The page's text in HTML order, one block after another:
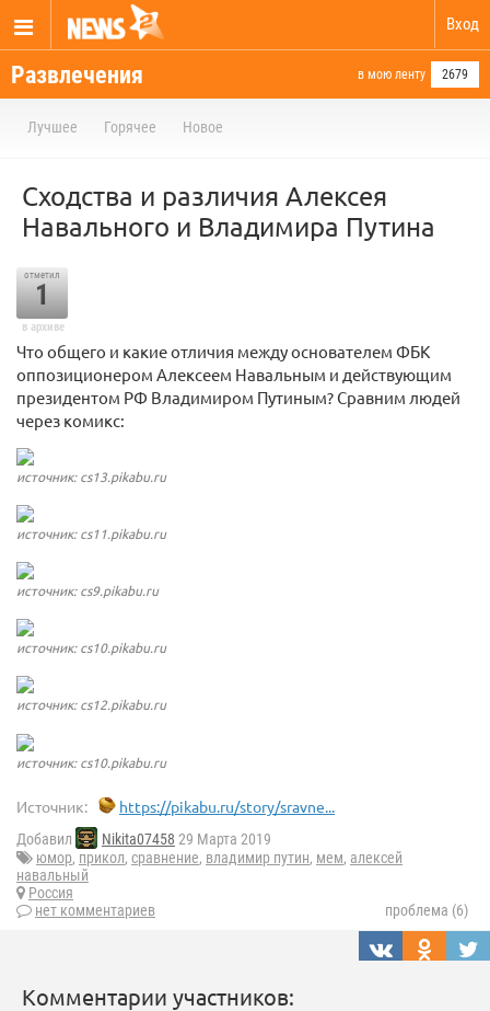
Вход
Развлечения в мою ленту 2679
Лучшее Горячее Новое
Сходства и различия Алексея
Навального и Владимира Путина
отметил
1
в архиве
Что общего и какие отличия между основателем ФБК
оппозиционером Алексеем Навальным и действующим
президентом РФ Владимиром Путиным? Сравним людей
через комикс:
источник: cs13.pikabu.ru
источник: cs11.pikabu.ru
источник: cs9.pikabu.ru
источник: cs10.pikabu.ru
источник: cs12.pikabu.ru
источник: cs10.pikabu.ru
Источник: https://pikabu.ru/story/sravne...
Добавил Nikita07458 29 Марта 2019
юмор, прикол, сравнение, владимир путин, мем, алексей
навальный
Россия
нет комментариев
проблема (6)
Комментарии участников: